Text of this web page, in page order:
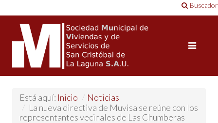
Buscador
Está aquí: Inicio / Noticias
/ La nueva directiva de Muvisa se reúne con los
representantes vecinales de Las Chumberas